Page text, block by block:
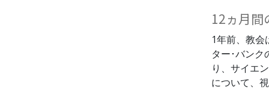
12ヵ月間
1年前、教
ター･バンク
り、サイエ
について、